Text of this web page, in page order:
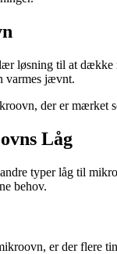
løsning til at dække
varmes jævnt.
der er mærket
Låg
typer låg til
behov.
er der flere